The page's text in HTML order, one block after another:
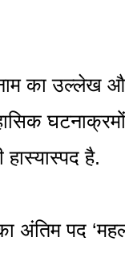
का उल्लेख
है.
अंतिम पद